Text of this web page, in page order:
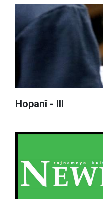
Hopanî - III